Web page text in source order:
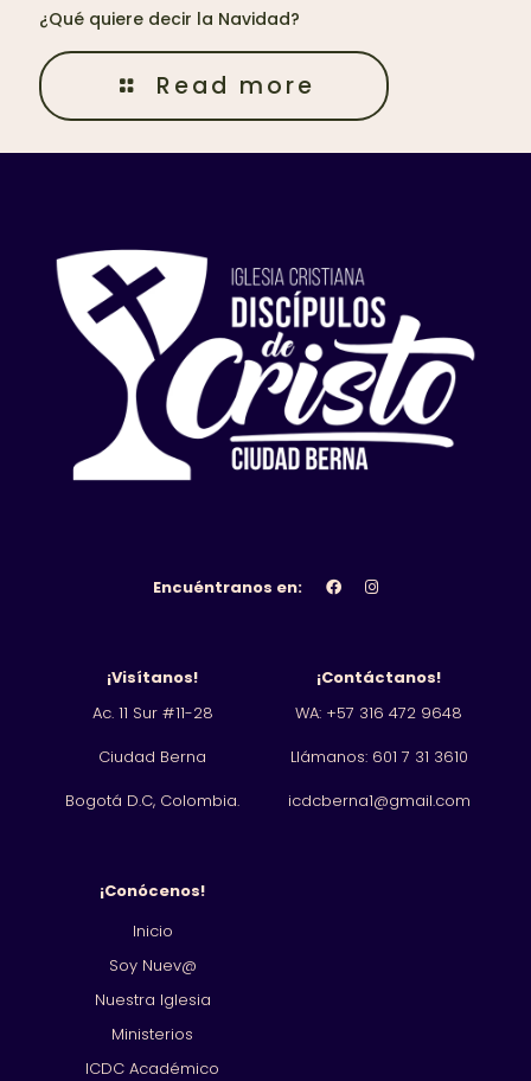
¿Qué quiere decir la Navidad?
Read more
Encuéntranos en:
¡Visítanos!
Ac. 11 Sur #11-28
Ciudad Berna
Bogotá D.C, Colombia.
¡Contáctanos!
WA: +57 316 472 9648
Llámanos: 601 7 31 3610
icdcberna1@gmail.com
¡Conócenos!
Inicio
Soy Nuev@
Nuestra Iglesia
Ministerios
ICDC Académico